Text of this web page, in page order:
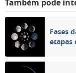
Também pode
Fases
etapas